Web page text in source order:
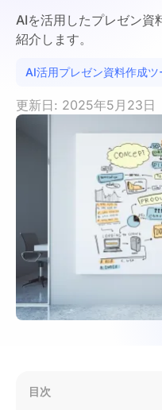
AIを活用したプレゼン資
紹介します。
AI活用プレゼン資料作成ツ
更新日: 2025年5月23日
目次